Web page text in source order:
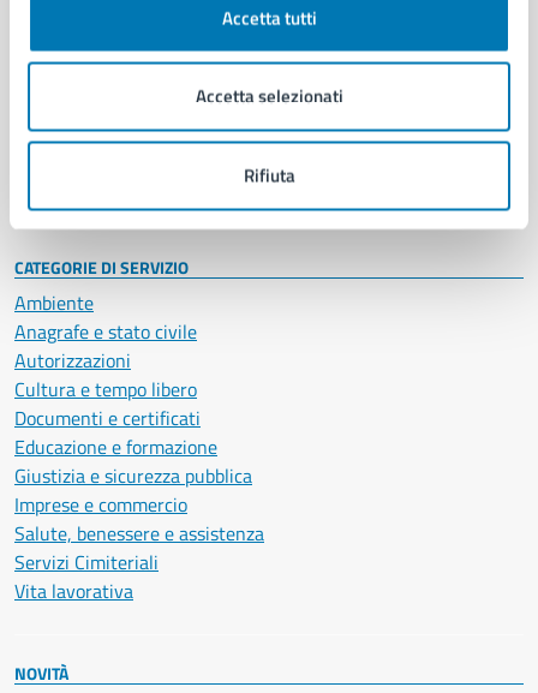
Accetta tutti
Accetta selezionati
Rifiuta
Enti e fondazioni
Personale amministrativo
Intranet, posta aziendale e protocollo
CATEGORIE DI SERVIZIO
Ambiente
Anagrafe e stato civile
Autorizzazioni
Cultura e tempo libero
Documenti e certificati
Educazione e formazione
Giustizia e sicurezza pubblica
Imprese e commercio
Salute, benessere e assistenza
Servizi Cimiteriali
Vita lavorativa
NOVITÀ